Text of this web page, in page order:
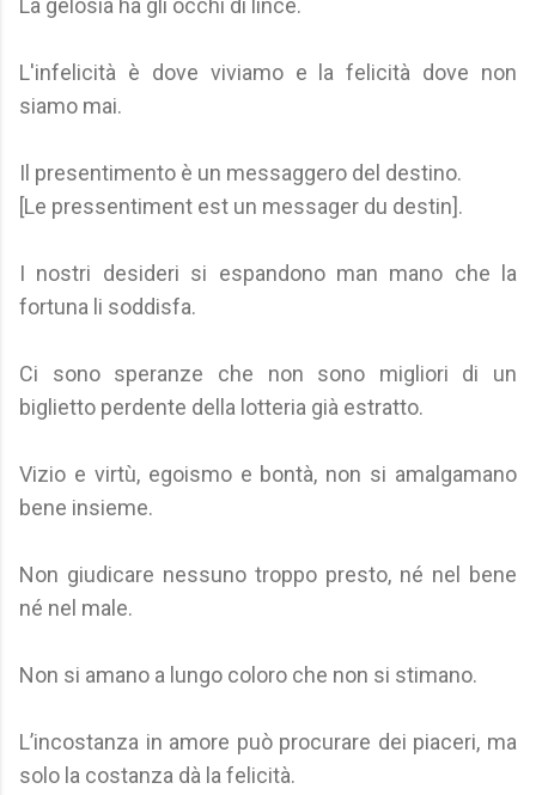
La gelosia ha gli occhi di lince.
L'infelicità è dove viviamo e la felicità dove non
siamo mai.
Il presentimento è un messaggero del destino.
[Le pressentiment est un messager du destin].
I nostri desideri si espandono man mano che la
fortuna li soddisfa.
Ci sono speranze che non sono migliori di un
biglietto perdente della lotteria già estratto.
Vizio e virtù, egoismo e bontà, non si amalgamano
bene insieme.
Non giudicare nessuno troppo presto, né nel bene
né nel male.
Non si amano a lungo coloro che non si stimano.
L’incostanza in amore può procurare dei piaceri, ma
solo la costanza dà la felicità.